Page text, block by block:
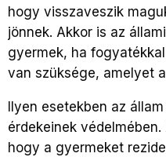
hogy visszaveszik
jönnek. Akkor is az
gyermek, ha
van szüksége, amelyet
Ilyen esetekben az
érdekeinek
hogy a gyermeket